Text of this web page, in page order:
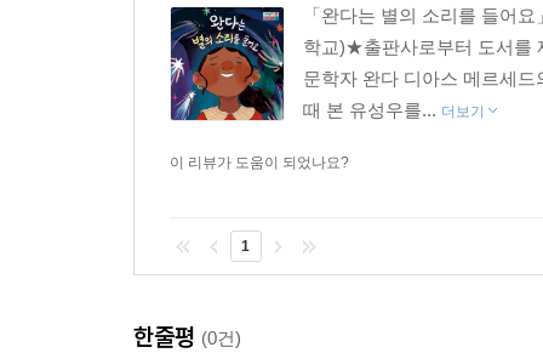
「완다는 별의 소리를 들어
학교)★출판사로부터 도서를
문학자 완다 디아스 메르세
때 본 유성우를... 더보기
이 리뷰가 도움이 되었나요?
1
한줄평 (0건)